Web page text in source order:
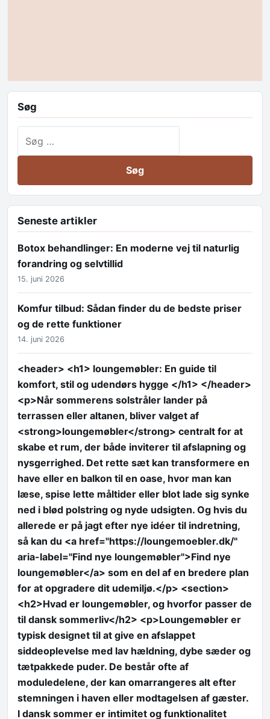
Søg
Seneste artikler
Botox behandlinger: En moderne vej til naturlig
forandring og selvtillid
15. juni 2026
Komfur tilbud: Sådan finder du de bedste priser
og de rette funktioner
14. juni 2026
<header> <h1> loungemøbler: En guide til
komfort, stil og udendørs hygge </h1> </header>
<p>Når sommerens solstråler lander på
terrassen eller altanen, bliver valget af
<strong>loungemøbler</strong> centralt for at
skabe et rum, der både inviterer til afslapning og
nysgerrighed. Det rette sæt kan transformere en
have eller en balkon til en oase, hvor man kan
læse, spise lette måltider eller blot lade sig synke
ned i blød polstring og nyde udsigten. Og hvis du
allerede er på jagt efter nye idéer til indretning,
så kan du <a href="https://loungemoebler.dk/"
aria-label="Find nye loungemøbler">Find nye
loungemøbler</a> som en del af en bredere plan
for at opgradere dit udemiljø.</p> <section>
<h2>Hvad er loungemøbler, og hvorfor passer de
til dansk sommerliv</h2> <p>Loungemøbler er
typisk designet til at give en afslappet
siddeoplevelse med lav hældning, dybe sæder og
tætpakkede puder. De består ofte af
moduledelene, der kan omarrangeres alt efter
stemningen i haven eller modtagelsen af gæster.
I dansk sommer er intimitet og funktionalitet